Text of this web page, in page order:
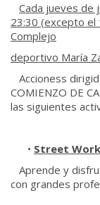
Cada jueves de
23:30 (excepto el
Complejo
deportivo María
Accioness
COMIENZO DE
las siguientes
• Street
Aprende y
con grandes